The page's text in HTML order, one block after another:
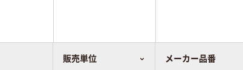
販売単位 メーカー品番